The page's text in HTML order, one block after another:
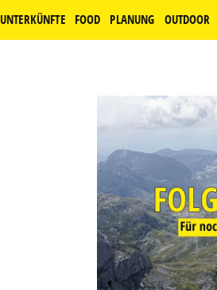
UNTERKÜNFTE FOOD PLANUNG OUTDOOR